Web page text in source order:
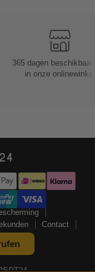
365 dagen
in onze onlinewinkel
Contact